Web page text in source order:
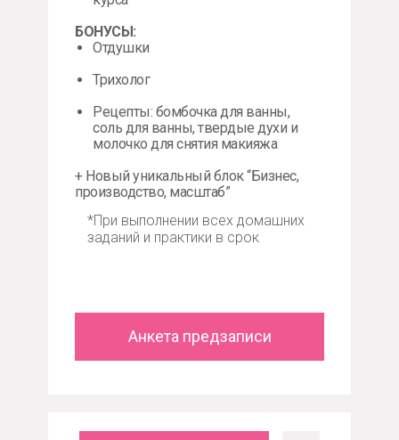
Анкета предзаписи
БОНУСЫ:
Отдушки
Трихолог
Рецепты: бомбочка для ванны,
соль для ванны, твердые духи и
молочко для снятия макияжа
+ Новый уникальный блок “Бизнес,
производство, масштаб”
*При выполнении всех домашних
заданий и практики в срок